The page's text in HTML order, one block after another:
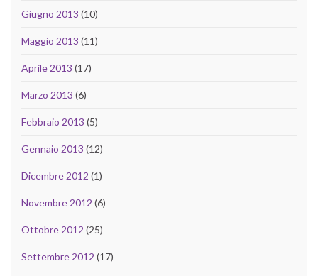
Giugno 2013 (10)
Maggio 2013 (11)
Aprile 2013 (17)
Marzo 2013 (6)
Febbraio 2013 (5)
Gennaio 2013 (12)
Dicembre 2012 (1)
Novembre 2012 (6)
Ottobre 2012 (25)
Settembre 2012 (17)